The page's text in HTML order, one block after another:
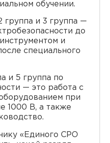
обучении.
группа и 3 группа —
до
и
специального
и 5 группа по
— это работа с
при
1000 В, а также
«Единого СРО